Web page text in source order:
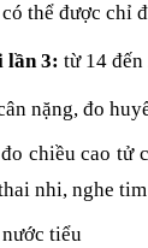
thể được chỉ
lần 3:từ 14
nặng, đo
chiều cao tử
nhi, nghe
tiểu